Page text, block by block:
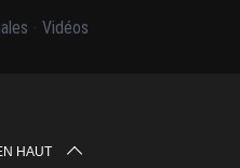
Vidéos
HAUT